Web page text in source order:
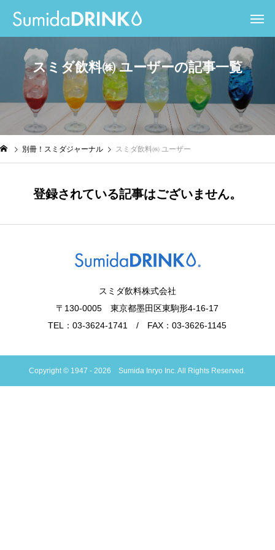
ス ミ ダ飲料㈱ ユーザーの記事一覧
別冊！スミダジャーナル スミダ飲料㈱ ユーザー
登録されている記事はございません。
スミダ飲料株式会社
〒130-0005 東京都墨田区東駒形4-16-17
TEL：03-3624-1741 / FAX：03-3626-1145
Copyright © 1947 - 2026 Sumida Inryo Inc. All Rights Reserved.